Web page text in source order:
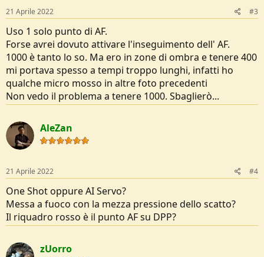
21 Aprile 2022 #3
Uso 1 solo punto di AF.
Forse avrei dovuto attivare l'inseguimento dell' AF.
1000 è tanto lo so. Ma ero in zone di ombra e tenere 400
mi portava spesso a tempi troppo lunghi, infatti ho
qualche micro mosso in altre foto precedenti
Non vedo il problema a tenere 1000. Sbaglierò...
AleZan
21 Aprile 2022 #4
One Shot oppure AI Servo?
Messa a fuoco con la mezza pressione dello scatto?
Il riquadro rosso è il punto AF su DPP?
zUorro